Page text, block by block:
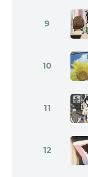
9
10
11
12